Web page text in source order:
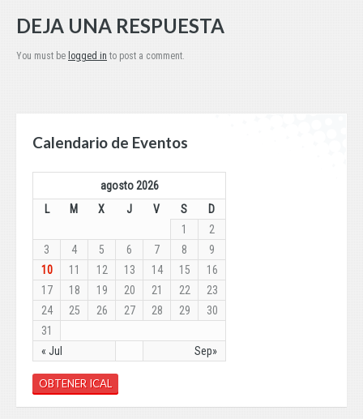
DEJA UNA RESPUESTA
You must be logged in to post a comment.
Calendario de Eventos
agosto 2026
L
M X J V S D
« Jul Sep»
1
2
3
4 5 6 7 8
9
10
11 12 13 14 15
16
17
18 19 20 21 22
23
24
25 26 27 28 29
30
31
OBTENER ICAL